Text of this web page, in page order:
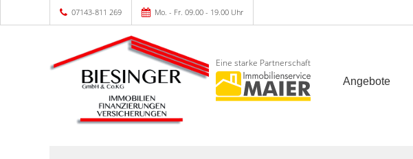
07143-811 269 Mo. - Fr. 09.00 - 19.00 Uhr
Eine starke Partnerschaft
Angebote